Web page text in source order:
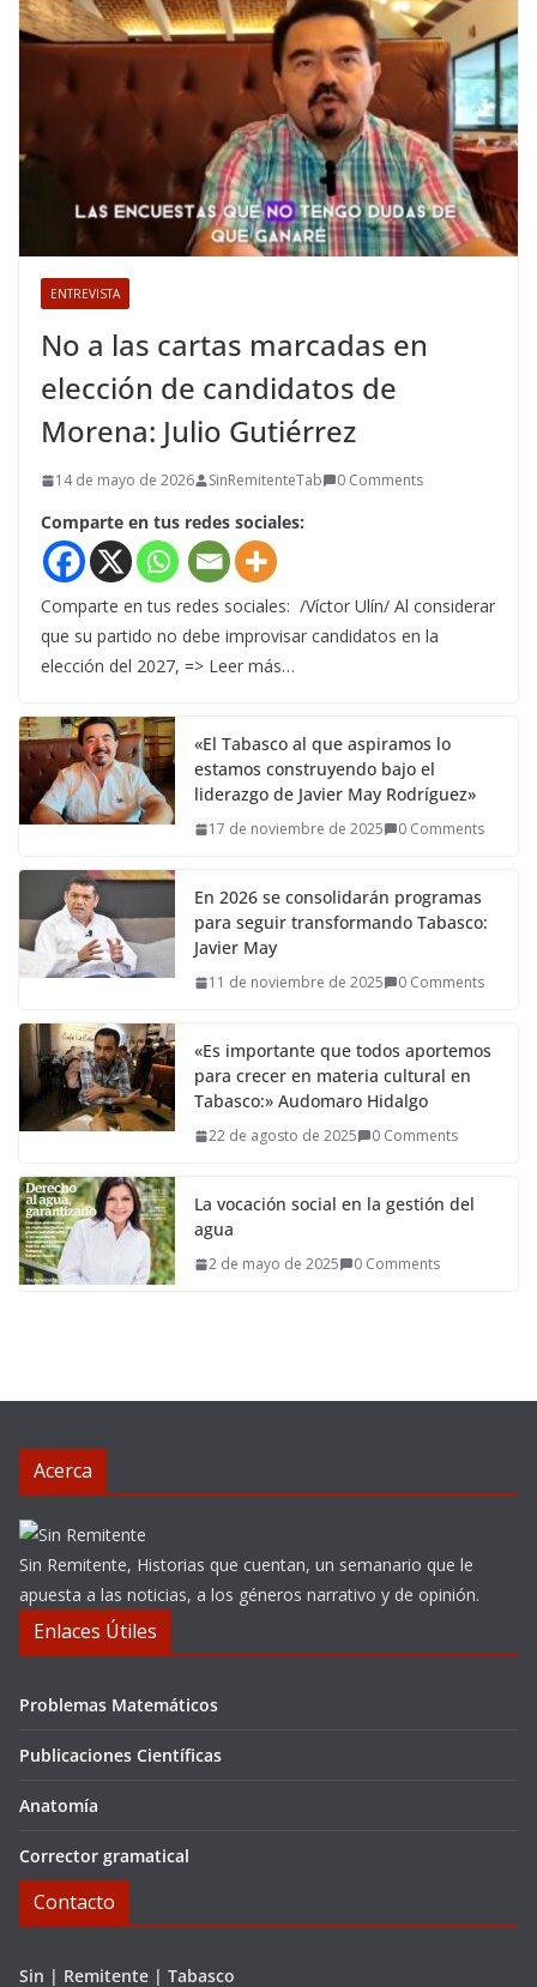
ENTREVISTA
No a las cartas marcadas en
elección de candidatos de
Morena: Julio Gutiérrez
14 de mayo de 2026 SinRemitenteTab 0 Comments
Comparte en tus redes sociales:
Comparte en tus redes sociales: /Víctor Ulín/ Al considerar
que su partido no debe improvisar candidatos en la
elección del 2027, => Leer más…
«El Tabasco al que aspiramos lo
estamos construyendo bajo el
liderazgo de Javier May Rodríguez»
17 de noviembre de 2025 0 Comments
En 2026 se consolidarán programas
para seguir transformando Tabasco:
Javier May
11 de noviembre de 2025 0 Comments
«Es importante que todos aportemos
para crecer en materia cultural en
Tabasco:» Audomaro Hidalgo
22 de agosto de 2025 0 Comments
La vocación social en la gestión del
agua
2 de mayo de 2025 0 Comments
Acerca
Sin Remitente, Historias que cuentan, un semanario que le
apuesta a las noticias, a los géneros narrativo y de opinión.
Enlaces Útiles
Problemas Matemáticos
Publicaciones Científicas
Anatomía
Corrector gramatical
Contacto
Sin | Remitente | Tabasco